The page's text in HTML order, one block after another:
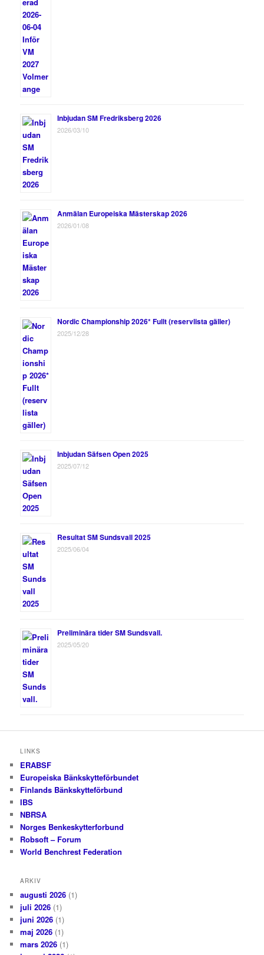
Inbjudan SM Fredriksberg 2026
2026/03/10
Anmälan Europeiska Mästerskap 2026
2026/01/08
Nordic Championship 2026* Fullt (reservlista gäller)
2025/12/28
Inbjudan Säfsen Open 2025
2025/07/12
Resultat SM Sundsvall 2025
2025/06/04
Preliminära tider SM Sundsvall.
2025/05/20
LINKS
ERABSF
Europeiska Bänkskytteförbundet
Finlands Bänkskytteförbund
IBS
NBRSA
Norges Benkeskytterforbund
Robsoft – Forum
World Benchrest Federation
ARKIV
augusti 2026 (1)
juli 2026 (1)
juni 2026 (1)
maj 2026 (1)
mars 2026 (1)